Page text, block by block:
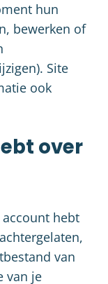
hun
bewerken of
Site
ook
over
account hebt
van
van je